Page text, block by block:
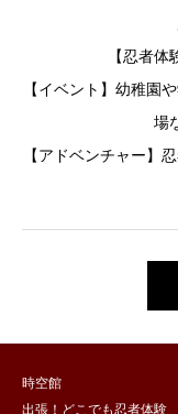
【忍者
【イベント】幼稚園
場
【アドベンチャー】
時空館
出張！どこでも忍者体験